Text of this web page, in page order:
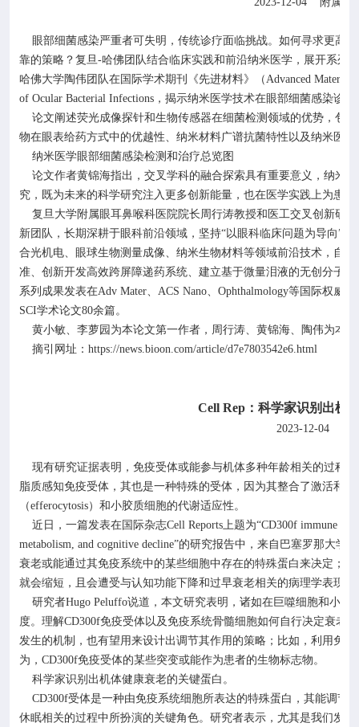
眼部细菌感染严重者可失明，传统诊疗面临挑战。如何寻求更高
靠的策略？复旦-哈佛团队结合临床实践和前沿纳米医学，展开系列
哈佛大学陶伟团队在国际学术期刊《先进材料》（Advanced Materials
of Ocular Bacterial Infections，揭示纳米医学技术在眼部细菌感染诊
论文阐述荧光成像探针和生物传感器在细菌检测领域的优势，包
物在眼表给药方式中的优越性、纳米材料广谱抗菌特性以及纳米医
纳米医学眼部细菌感染检测和治疗总览图
论文作者黄锦海指出，交叉学科的融合探索具有重要意义，纳米
究，既为未来的科学研究注入更多创新能量，也在医学实践上为患
复旦大学附属眼耳鼻喉科医院院长周行涛教授和医工交叉创新研
新团队，长期深耕于眼科前沿领域，坚持“以眼科临床问题为导向”
合光机电、眼球生物测量成像、纳米生物材料等领域前沿技术，自
准、创新开发高效跨屏障递药系统、建立基于微量泪液的无创分子
系列成果发表在Adv Mater、 ACS Nano、 Ophthalmology等国际权威专
SCI学术论文80余篇。
黄小敏、李萝园为本论文第一作者，周行涛、黄锦海、陶伟为本
摘引网址： https://news.bioon.com/article/d7e7803542e6.html
Cell Rep ：科学家识别出机
2023-12-04
现有研究证据表明，免疫受体或能参与机体多种年龄相关的过程
脂质感知免疫受体，其也是一种特殊的受体，因为其整合了激活和
（efferocytosis）和小胶质细胞的代谢适应性。
近日，一篇发表在国际杂志Cell Reports上题为“CD300f immune
metabolism, and cognitive decline”的研究报告中，来自巴塞罗那大学
衰老或能通过其免疫系统中的某些细胞中存在的特殊蛋白来决定；当
就会缩短，且会遭受与认知功能下降和过早衰老相关的病理学表现
研究者Hugo Peluffo说道，本文研究表明，诸如在巨噬细胞和小胶
度。理解CD300f免疫受体以及免疫系统骨髓细胞如何自行决定衰老
发生的机制，也有望用来设计出调节其作用的策略；比如，利用免疫
为， CD300f免疫受体的某些突变或能作为患者的生物标志物。
科学家识别出机体健康衰老的关键蛋白。
CD300f受体是一种由免疫系统细胞所表达的特殊蛋白，其能调节
休眠相关的过程中所扮演的关键角色。研究者表示，尤其是我们发现